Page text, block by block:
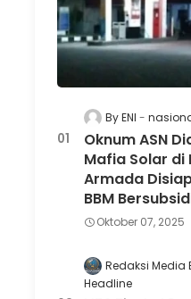
By ENI
Oknum ASN
Mafia Solar di
Armada
BBM
Oktober 07, 2025
Redaksi Media
Headline